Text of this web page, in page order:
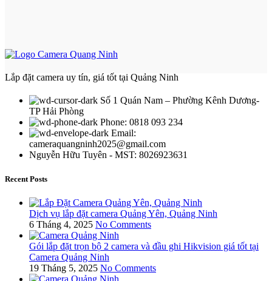
Lắp đặt camera uy tín, giá tốt tại Quảng Ninh
Số 1 Quán Nam – Phường Kênh Dương-
TP Hải Phòng
Phone: 0818 093 234
Email:
cameraquangninh2025@gmail.com
Nguyễn Hữu Tuyên - MST: 8026923631
Recent Posts
Dịch vụ lắp đặt camera Quảng Yên, Quảng Ninh
6 Tháng 4, 2025 No Comments
Gói lắp đặt trọn bộ 2 camera và đầu ghi Hikvision giá tốt tại
Camera Quảng Ninh
19 Tháng 5, 2025 No Comments